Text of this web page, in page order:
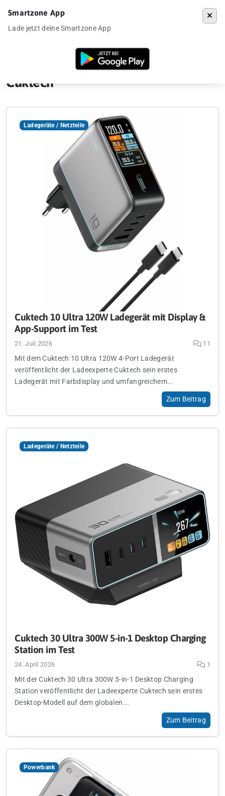
Cuktech
Ladegeräte / Netzteile
Cuktech 10 Ultra 120W Ladegerät mit Display &
App-Support im Test
21. Juli 2026 11
Mit dem Cuktech 10 Ultra 120W 4-Port Ladegerät
veröffentlicht der Ladeexperte Cuktech sein erstes
Ladegerät mit Farbdisplay und umfangreichem...
Zum Beitrag
Ladegeräte / Netzteile
Cuktech 30 Ultra 300W 5-in-1 Desktop Charging
Station im Test
24. April 2026 1
Mit der Cuktech 30 Ultra 300W 5-in-1 Desktop Charging
Station veröffentlicht der Ladeexperte Cuktech sein erstes
Desktop-Modell auf dem globalen...
Zum Beitrag
Powerbank
Smartzone App
Lade jetzt deine Smartzone App